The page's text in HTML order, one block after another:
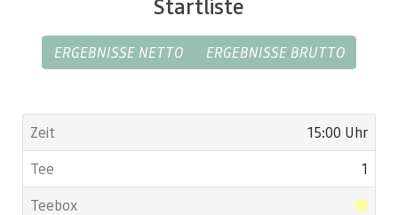
Startliste
ERGEBNISSE NETTO ERGEBNISSE BRUTTO
15:00 Uhr
1